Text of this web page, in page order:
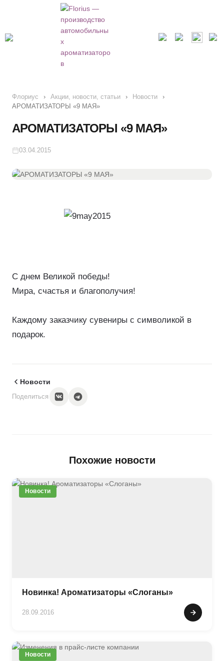
Флориус › Акции, новости, статьи › Новости
›
АРОМАТИЗАТОРЫ «9 МАЯ»
АРОМАТИЗАТОРЫ «9 МАЯ»
03.04.2015
С днем Великой победы!
Мира, счастья и благополучия!
Каждому заказчику сувениры с символикой в
подарок.
Новости
Поделиться
Похожие новости
Новости
Новинка! Ароматизаторы «Слоганы»
28.09.2016
Новости